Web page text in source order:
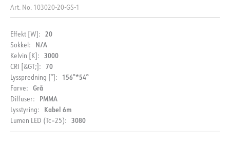
Art. No. 103020-20-GS-1
Effekt [W]: 20
Sokkel: N/A
Kelvin [K]: 3000
CRI [&GT;]: 70
Lysspredning [°]: 156°*54°
Farve: Grå
Diffuser: PMMA
Lysstyring: Kabel 6m
Lumen LED (Tc=25): 3080